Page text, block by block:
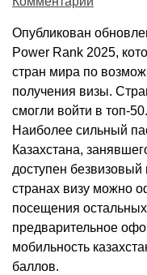
Опубликован
Power Rank 2025,
стран мира по
получения визы.
смогли войти в топ-
Наиболее сильный
Казахстана,
доступен
странах визу можно
посещения
предварительное
мобильность
баллов.